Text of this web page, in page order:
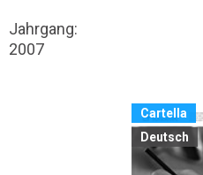
Jahrgang:
2007
Cartella
Deutsch